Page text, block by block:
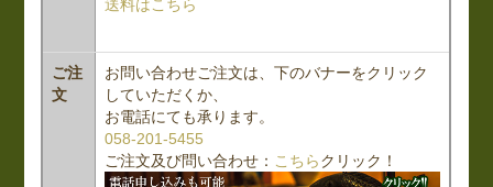
送料はこちら
ご注
文
お問い合わせご注文は、下のバナーをクリック
していただくか、
お電話にても承ります。
058-201-5455
ご注文及び問い合わせ： こちらクリック！